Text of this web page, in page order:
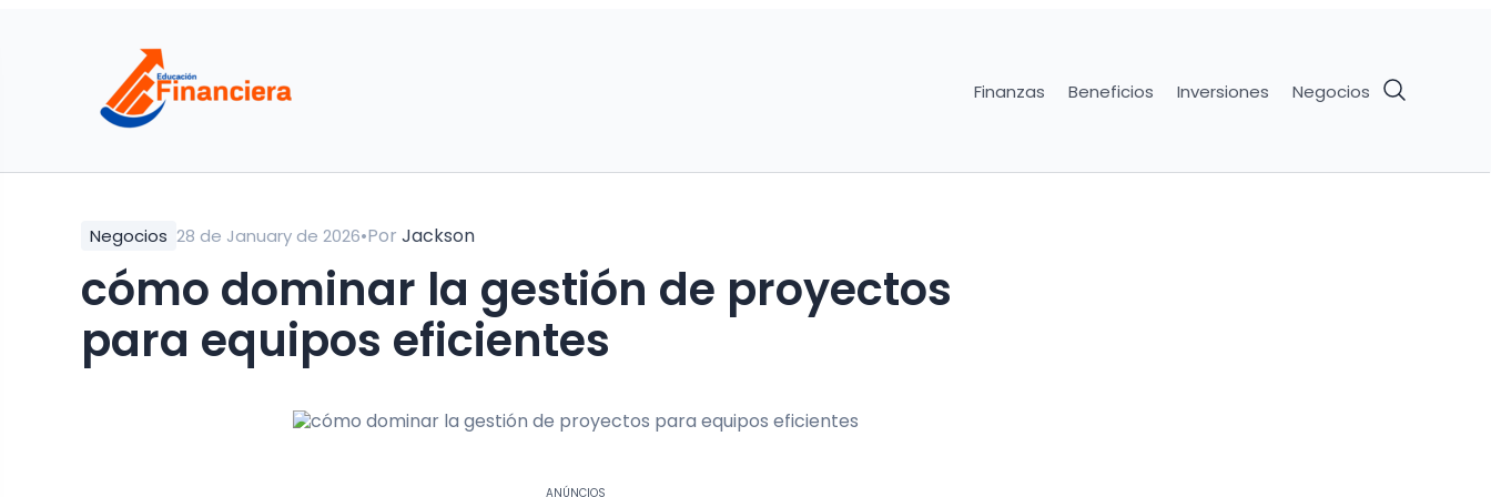
Finanzas Beneficios Inversiones Negocios
Negocios 28 de January de 2026•Por Jackson
cómo dominar la gestión de proyectos
para equipos eficientes
ANÚNCIOS